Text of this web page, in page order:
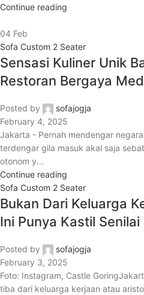
Continue reading
04 Feb
Sofa Custom 2 Seater
Sensasi Kuliner Unik
Restoran Bergaya
Posted by
sofajogja
February 4, 2025
Jakarta - Pernah mendengar
terdengar gila masuk akal saja
otonom y...
Continue reading
Sofa Custom 2 Seater
Bukan Dari Keluarga
Ini Punya Kastil Senilai
Posted by
sofajogja
February 3, 2025
Foto: Instagram, Castle
tiba dari keluarga kerjaan atau